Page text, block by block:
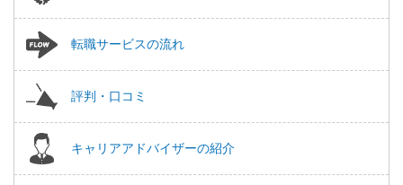
転職サービスの流れ
評判・口コミ
キャリアアドバイザーの紹介